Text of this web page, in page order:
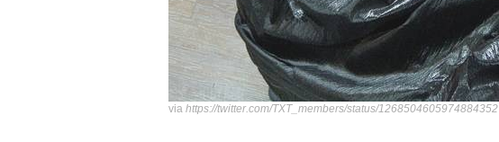
via https://twitter.com/TXT_members/status/1268504605974884352